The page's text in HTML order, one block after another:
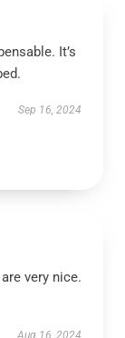
It’s
Sep 16, 2024
very nice.
Aug 16, 2024